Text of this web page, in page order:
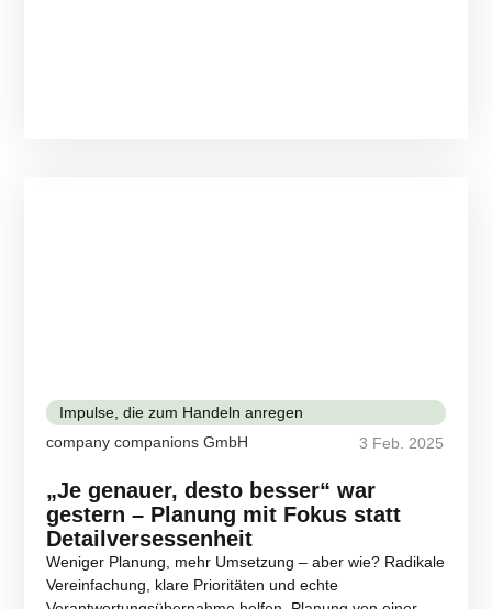
Impulse, die zum Handeln anregen
company companions GmbH
3 Feb. 2025
„Je genauer, desto besser“ war
gestern – Planung mit Fokus statt
Detailversessenheit
Weniger Planung, mehr Umsetzung – aber wie? Radikale
Vereinfachung, klare Prioritäten und echte